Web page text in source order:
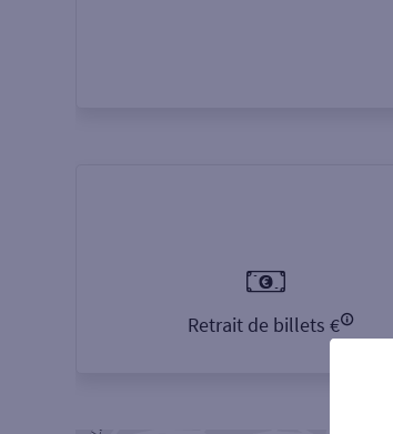
Retrait de billets €